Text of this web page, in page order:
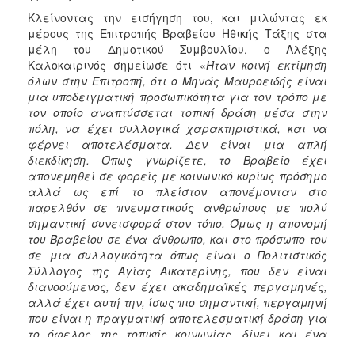
Κλείνοντας την εισήγηση του, και μιλώντας εκ
μέρους της Επιτροπής Βραβείου Ηθικής Τάξης στα
μέλη του Δημοτικού Συμβουλίου, ο Αλέξης
Καλοκαιρινός σημείωσε ότι «Ήταν κοινή εκτίμηση
όλων στην Επιτροπή, ότι ο Μηνάς Μαυροειδής είναι
μια υποδειγματική προσωπικότητα για τον τρόπο με
τον οποίο αναπτύσσεται τοπική δράση μέσα στην
πόλη, να έχει συλλογικά χαρακτηριστικά, και να
φέρνει αποτελέσματα. Δεν είναι μια απλή
διεκδίκηση. Όπως γνωρίζετε, το Βραβείο έχει
απονεμηθεί σε φορείς με κοινωνικό κυρίως πρόσημο
αλλά ως επί το πλείστον απονέμονταν στο
παρελθόν σε πνευματικούς ανθρώπους με πολύ
σημαντική συνεισφορά στον τόπο. Όμως η απονομή
του Βραβείου σε ένα άνθρωπο, και στο πρόσωπο του
σε μια συλλογικότητα όπως είναι ο Πολιτιστικός
Σύλλογος της Αγίας Αικατερίνης, που δεν είναι
διανοούμενος, δεν έχει ακαδημαϊκές περγαμηνές,
αλλά έχει αυτή την, ίσως πιο σημαντική, περγαμηνή
που είναι η πραγματική αποτελεσματική δράση για
το όφελος της τοπικής κοινωνίας, δίνει και ένα